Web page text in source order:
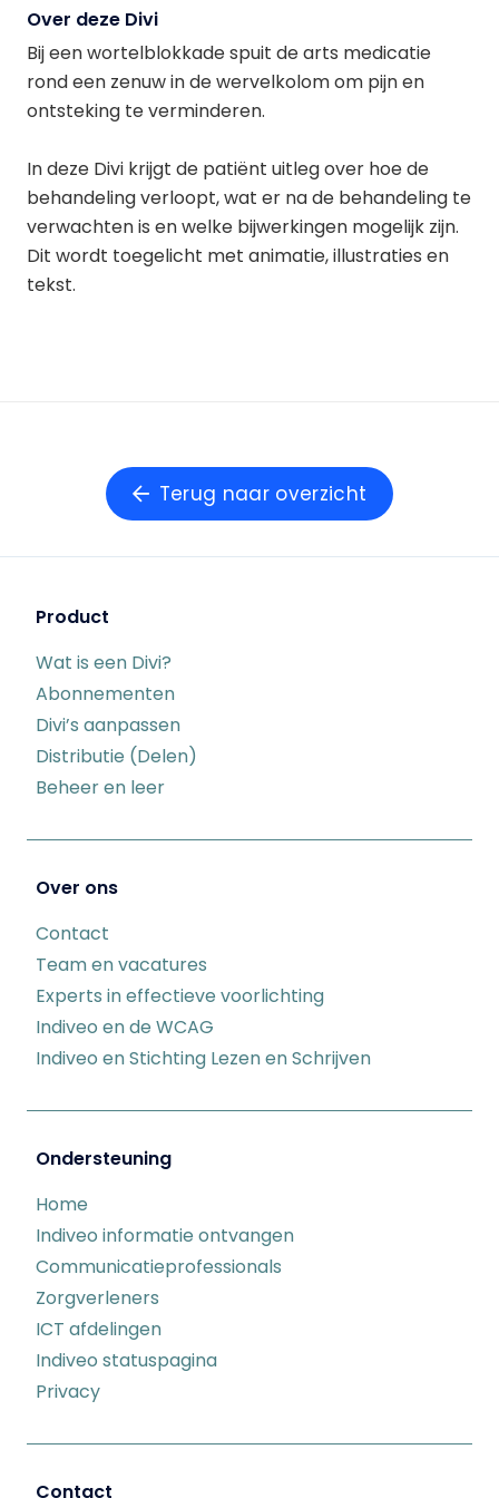
Over deze Divi
Bij een wortelblokkade spuit de arts medicatie
rond een zenuw in de wervelkolom om pijn en
ontsteking te verminderen.
In deze Divi krijgt de patiënt uitleg over hoe de
behandeling verloopt, wat er na de behandeling te
verwachten is en welke bijwerkingen mogelijk zijn.
Dit wordt toegelicht met animatie, illustraties en
tekst.
Terug naar overzicht
Product
Wat is een Divi?
Abonnementen
Divi’s aanpassen
Distributie (Delen)
Beheer en leer
Over ons
Contact
Team en vacatures
Experts in effectieve voorlichting
Indiveo en de WCAG
Indiveo en Stichting Lezen en Schrijven
Ondersteuning
Home
Indiveo informatie ontvangen
Communicatieprofessionals
Zorgverleners
ICT afdelingen
Indiveo statuspagina
Privacy
Contact